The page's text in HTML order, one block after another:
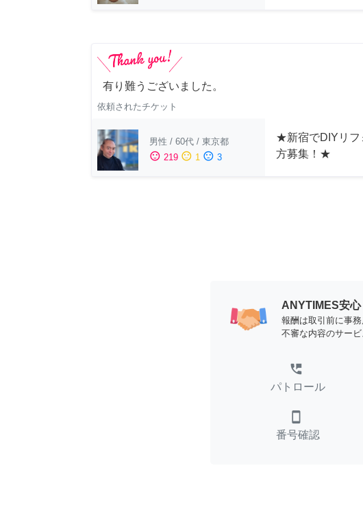
有り難うございました。
依頼されたチケット
男性 / 60代 / 東京都
sentiment_satisfied 219 sentiment_neutral 1 sentiment_dissatisfied 3
★新宿でDIYリフ
方募集！★
ANYTIMES安
報酬は取引前に事
不審な内容のサー
perm_phone_msg
パトロール
smartphone
番号確認